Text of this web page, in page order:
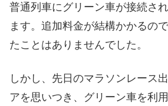
普通列車にグリーン車が接続さ
ます。追加料金が結構かかるの
たことはありませんでした。
しかし、先日のマラソンレース
アを思いつき、グリーン車を利